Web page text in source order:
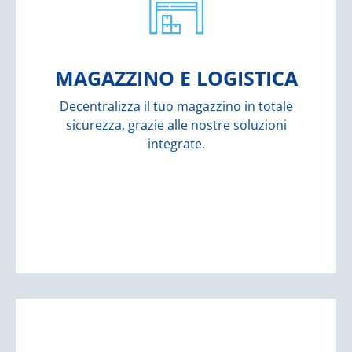
MAGAZZINO E LOGISTICA
Decentralizza il tuo magazzino in totale
sicurezza, grazie alle nostre soluzioni
integrate.
MAGAZZINO E
LOGISTICA
da personale qualificato e con pluriennale
esperienza nell’ambito di stoccaggio e